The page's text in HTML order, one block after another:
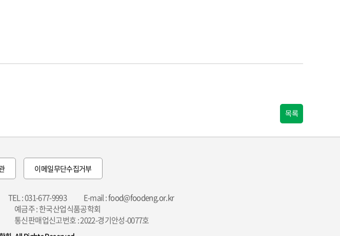
목록
이메일무단수집거부
TEL : 031-677-9993 E-mail :food@foodeng.or.kr
예금주 : 한국산업식품공학회
통신판매업신고번호 : 2022-경기안성-0077호